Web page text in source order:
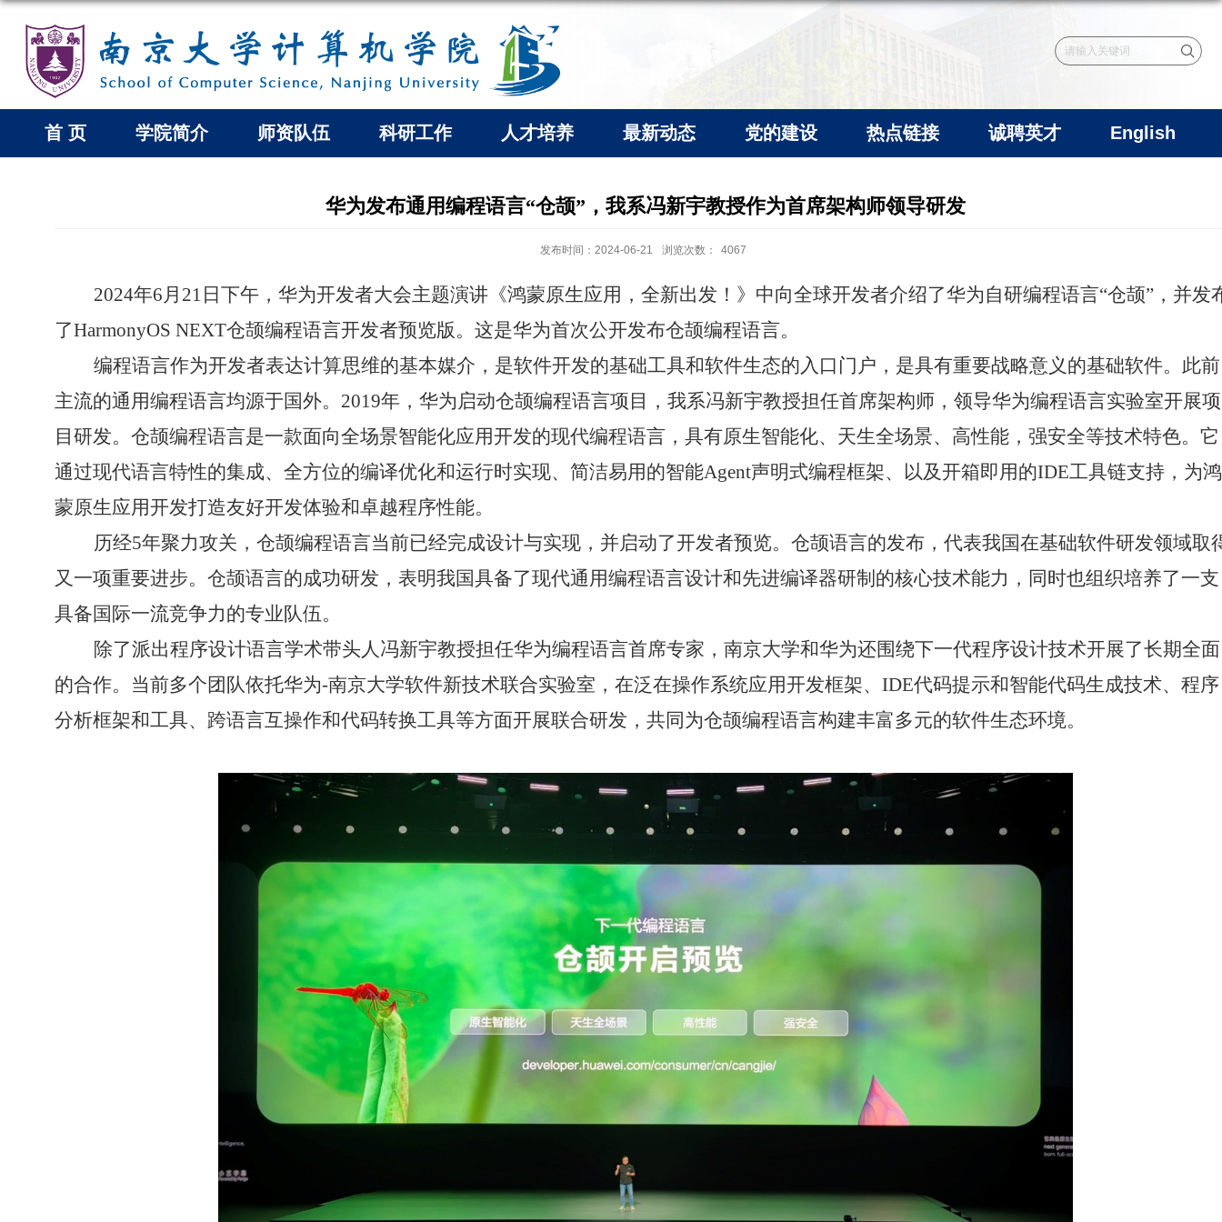
首 页 学院简介 师资队伍 科研工作 人才培养 最新动态 党的建设 热点链接 诚聘英才 English
华为发布通用编程语言“仓颉”，我系冯新宇教授作为首席架构师领导研发
发布时间：2024-06-21 浏览次数： 4067
2024年6月 21 日下午，华为开发者大会主题演讲《鸿蒙原生应用，全新出发！》中向全球开发者介绍了华为自研编程语言“仓颉”，并发
了HarmonyOS NEXT仓颉编程语言开发者预览版。这是华为首次公开发布仓颉编程语言。
编程语言作为开发者表达计算思维的基本媒介，是软件开发的基础工具和软件生态的入口门户，是具有重要战略意义的基础软件。此前
主流的通用编程语言均源于国外。 2019年，华为启动仓颉编程语言项目，我系冯新宇教授担任首席架构师，领导华为编程语言实验室开展项
目研发。仓颉编程语言是一款面向全场景智能化应用开发的现代编程语言，具有原生智能化、天生全场景、高性能，强安全等技术特色。它
通过现代语言特性的集成、全方位的编译优化和运行时实现、简洁易用的智能Agent声明式编程框架、以及开箱即用的IDE工具链支持，为鸿
蒙原生应用开发打造友好开发体验和卓越程序性能。
历经5年聚力攻关，仓颉编程语言当前已经完成设计与实现，并启动了开发者预览。仓颉语言的发布，代表我国在基础软件研发领域取
又一项重要进步。仓颉语言的成功研发，表明我国具备了现代通用编程语言设计和先进编译器研制的核心技术能力，同时也组织培养了一支
具备国际一流竞争力的专业队伍。
除了派出程序设计语言学术带头人冯新宇教授担任华为编程语言首席专家，南京大学和华为还围绕下一代程序设计技术开展了长期全面
的合作。当前多个团队依托华为-南京大学软件新技术联合实验室，在泛在操作系统应用开发框架、 IDE代码提示和智能代码生成技术、程序
分析框架和工具、跨语言互操作和代码转换工具等方面开展联合研发，共同为仓颉编程语言构建丰富多元的软件生态环境。